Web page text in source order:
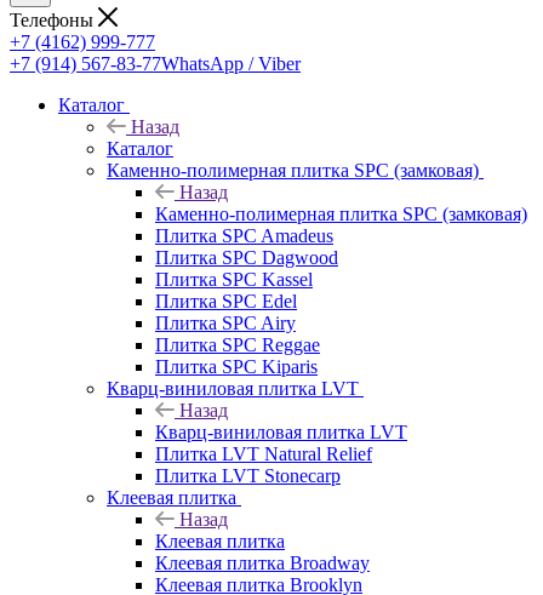
Телефоны
+7 (4162) 999-777
+7 (914) 567-83-77WhatsApp / Viber
Каталог
Назад
Каталог
Каменно-полимерная плитка SPC (замковая)
Назад
Каменно-полимерная плитка SPC (замковая)
Плитка SPC Amadeus
Плитка SPC Dagwood
Плитка SPC Kassel
Плитка SPC Edel
Плитка SPC Airy
Плитка SPC Reggae
Плитка SPC Kiparis
Кварц-виниловая плитка LVT
Назад
Кварц-виниловая плитка LVT
Плитка LVT Natural Relief
Плитка LVT Stonecarp
Клеевая плитка
Назад
Клеевая плитка
Клеевая плитка Broadway
Клеевая плитка Brooklyn